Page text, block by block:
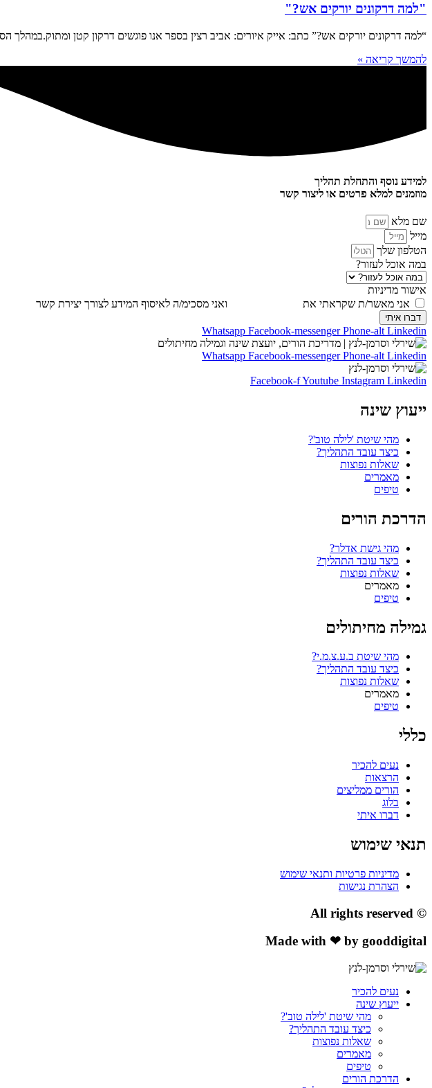
"למה דרקונים יורקים אש?"
“למה דרקונים יורקים אש?” כתב: אייק איורים: אביב רצין בספר אנו פוגשים דרקון קטן ומתוק.במהלך
להמשך קריאה »
למידע נוסף והתחלת תהליך
מוזמנים למלא פרטים או ליצור קשר
שם מלא
מייל
הטלפון שלך
במה אוכל לעזור?
אישור מדיניות
אני מאשר/ת שקראתי את
ואני מסכימ/ה לאיסוף המידע לצורך יצירת קשר
דברו איתי
Whatsapp Facebook-messenger Phone-alt Linkedin
Whatsapp Facebook-messenger Phone-alt Linkedin
Facebook-fYoutube Instagram Linkedin
ייעוץ שינה
מהי שיטת 'לילה טוב'?
כיצד עובד התהליך?
שאלות נפוצות
מאמרים
טיפים
הדרכת הורים
מהי גישת אדלר?
כיצד עובד התהליך?
שאלות נפוצות
מאמרים
טיפים
גמילה מחיתולים
מהי שיטת ב.ע.צ.מ.י?
כיצד עובד התהליך?
שאלות נפוצות
מאמרים
טיפים
כללי
נעים להכיר
הרצאות
הורים ממליצים
בלוג
דברו איתי
תנאי שימוש
מדיניות פרטיות ותנאי שימוש
הצהרת נגישות
© All rights reserved
Made with ❤ by gooddigital
נעים להכיר
ייעוץ שינה
מהי שיטת 'לילה טוב'?
כיצד עובד התהליך?
שאלות נפוצות
מאמרים
טיפים
הדרכת הורים